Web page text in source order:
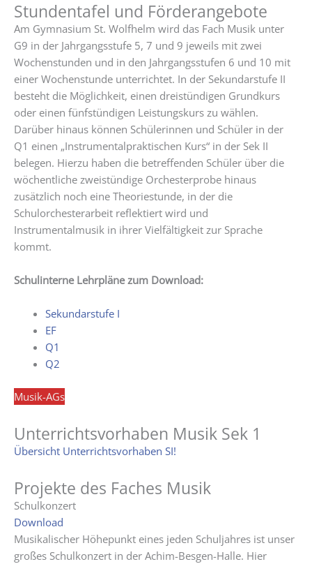
Stundentafel und Förderangebote
Am Gymnasium St. Wolfhelm wird das Fach Musik unter
G9 in der Jahrgangsstufe 5, 7 und 9 jeweils mit zwei
Wochenstunden und in den Jahrgangsstufen 6 und 10 mit
einer Wochenstunde unterrichtet. In der Sekundarstufe II
besteht die Möglichkeit, einen dreistündigen Grundkurs
oder einen fünfstündigen Leistungskurs zu wählen.
Darüber hinaus können Schülerinnen und Schüler in der
Q1 einen „Instrumentalpraktischen Kurs“ in der Sek II
belegen. Hierzu haben die betreffenden Schüler über die
wöchentliche zweistündige Orchesterprobe hinaus
zusätzlich noch eine Theoriestunde, in der die
Schulorchesterarbeit reflektiert wird und
Instrumentalmusik in ihrer Vielfältigkeit zur Sprache
kommt.
Schulinterne Lehrpläne zum Download:
Sekundarstufe I
EF
Q1
Q2
Musik-AGs
Unterrichtsvorhaben Musik Sek 1
Übersicht Unterrichtsvorhaben SI!
Projekte des Faches Musik
Schulkonzert
Download
Musikalischer Höhepunkt eines jeden Schuljahres ist unser
großes Schulkonzert in der Achim-Besgen-Halle. Hier